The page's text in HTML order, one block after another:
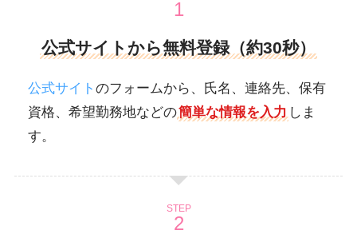
公式サイトから無料登録（約30秒）
公式サイト のフォームから、氏名、連絡先、保有
資格、希望勤務地などの簡単な情報を入力 しま
す。
STEP